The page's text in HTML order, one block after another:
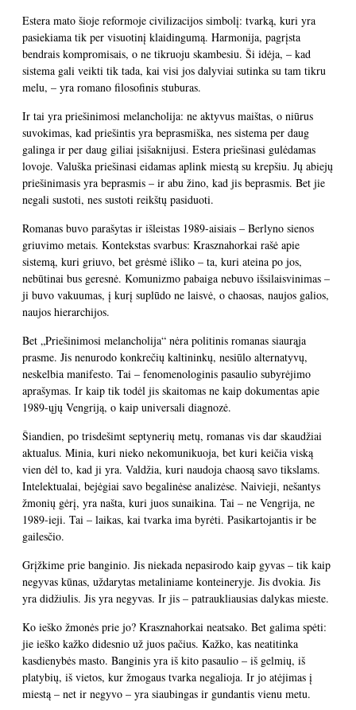
Estera mato šioje reformoje civilizacijos simbolį: tvarką, kuri yra
pasiekiama tik per visuotinį klaidingumą. Harmonija, pagrįsta
bendrais kompromisais, o ne tikruoju skambesiu. Ši idėja, – kad
sistema gali veikti tik tada, kai visi jos dalyviai sutinka su tam tikru
melu, – yra romano filosofinis stuburas.
Ir tai yra priešinimosi melancholija: ne aktyvus maištas, o niūrus
suvokimas, kad priešintis yra beprasmiška, nes sistema per daug
galinga ir per daug giliai įsišaknijusi. Estera priešinasi gulėdamas
lovoje. Valuška priešinasi eidamas aplink miestą su krepšiu. Jų abiejų
priešinimasis yra beprasmis – ir abu žino, kad jis beprasmis. Bet jie
negali sustoti, nes sustoti reikštų pasiduoti.
Romanas buvo parašytas ir išleistas 1989-aisiais – Berlyno sienos
griuvimo metais. Kontekstas svarbus: Krasznahorkai rašė apie
sistemą, kuri griuvo, bet grėsmė išliko – ta, kuri ateina po jos,
nebūtinai bus geresnė. Komunizmo pabaiga nebuvo išsilaisvinimas –
ji buvo vakuumas, į kurį suplūdo ne laisvė, o chaosas, naujos galios,
naujos hierarchijos.
Bet „Priešinimosi melancholija“ nėra politinis romanas siaurąja
prasme. Jis nenurodo konkrečių kaltininkų, nesiūlo alternatyvų,
neskelbia manifesto. Tai – fenomenologinis pasaulio subyrėjimo
aprašymas. Ir kaip tik todėl jis skaitomas ne kaip dokumentas apie
1989-ųjų Vengriją, o kaip universali diagnozė.
Šiandien, po trisdešimt septynerių metų, romanas vis dar skaudžiai
aktualus. Minia, kuri nieko nekomunikuoja, bet kuri keičia viską
vien dėl to, kad ji yra. Valdžia, kuri naudoja chaosą savo tikslams.
Intelektualai, bejėgiai savo begalinėse analizėse. Naivieji, nešantys
žmonių gėrį, yra našta, kuri juos sunaikina. Tai – ne Vengrija, ne
1989-ieji. Tai – laikas, kai tvarka ima byrėti. Pasikartojantis ir be
gailesčio.
Grįžkime prie banginio. Jis niekada nepasirodo kaip gyvas – tik kaip
negyvas kūnas, uždarytas metaliniame konteineryje. Jis dvokia. Jis
yra didžiulis. Jis yra negyvas. Ir jis – patraukliausias dalykas mieste.
Ko ieško žmonės prie jo? Krasznahorkai neatsako. Bet galima spėti:
jie ieško kažko didesnio už juos pačius. Kažko, kas neatitinka
kasdienybės masto. Banginis yra iš kito pasaulio – iš gelmių, iš
platybių, iš vietos, kur žmogaus tvarka negalioja. Ir jo atėjimas į
miestą – net ir negyvo – yra siaubingas ir gundantis vienu metu.